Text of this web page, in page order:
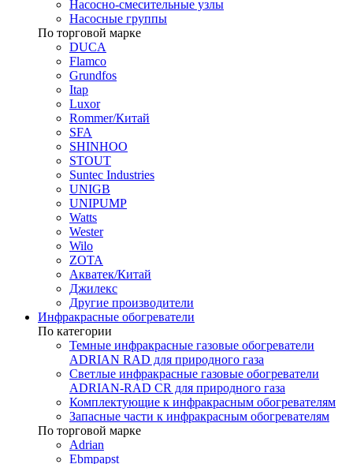
Насосно-смесительные узлы
Насосные группы
По торговой марке
DUCA
Flamco
Grundfos
Itap
Luxor
Rommer/Китай
SFA
SHINHOO
STOUT
Suntec Industries
UNIGB
UNIPUMP
Watts
Wester
Wilo
ZOTA
Акватек/Китай
Джилекс
Другие производители
Инфракрасные обогреватели
По категории
Темные инфракрасные газовые обогреватели
ADRIAN RAD для природного газа
Светлые инфракрасные газовые обогреватели
ADRIAN-RAD CR для природного газа
Комплектующие к инфракрасным обогревателям
Запасные части к инфракрасным обогревателям
По торговой марке
Adrian
Ebmpapst